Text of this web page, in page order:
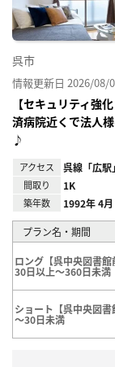
呉市
情報更新日 2026/08/
【セキュリティ
済病院近くで法人
♪
アクセス 呉線「広駅」
間取り 1K
築年数 1992年 4
プラン名・期間
ロング【呉中央図書館
30日以上～360日未満
ショート【呉中央図書
～30日未満